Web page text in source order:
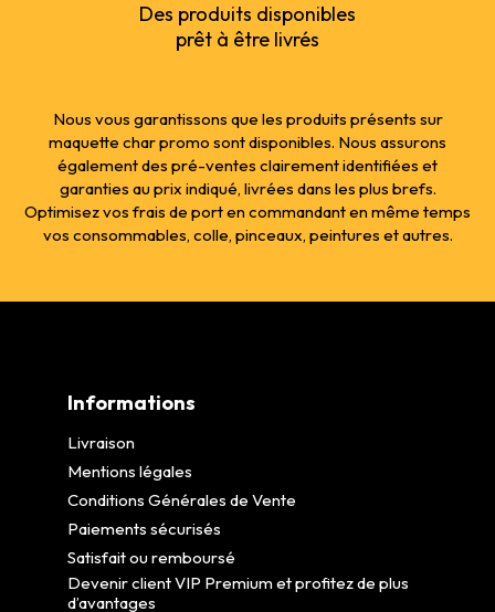
Des produits disponibles
prêt à être livrés
Nous vous garantissons que les produits présents sur
maquette char promo sont disponibles. Nous assurons
également des pré-ventes clairement identifiées et
garanties au prix indiqué, livrées dans les plus brefs.
Optimisez vos frais de port en commandant en même temps
vos consommables, colle, pinceaux, peintures et autres.
Informations
Livraison
Mentions légales
Conditions Générales de Vente
Paiements sécurisés
Satisfait ou remboursé
Devenir client VIP Premium et profitez de plus
d’avantages